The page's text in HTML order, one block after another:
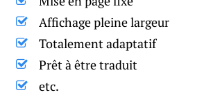
Affichage pleine largeur
Totalement adaptatif
Prêt à être traduit
etc.